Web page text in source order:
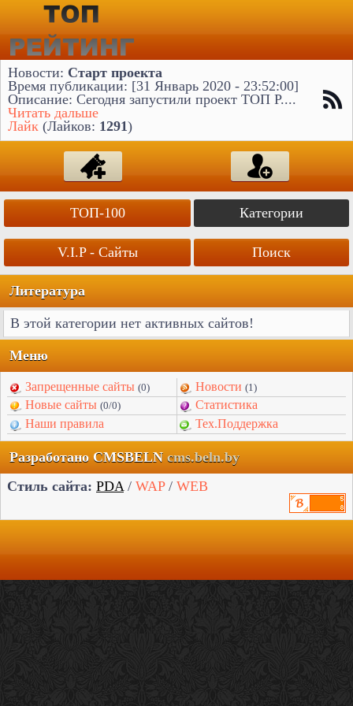
Новости: Старт проекта
Время публикации: [31 Январь 2020 - 23:52:00]
Описание: Сегодня запустили проект ТОП Р....
Читать дальше
Лайк (Лайков: 1291)
ТОП-100
V.I.P - Сайты
Категории
Поиск
Литература
В этой категории нет активных сайтов!
Меню
Запрещенные сайты (0) Новости (1)
Новые сайты (0/0)
Статистика
Наши правила
Тех.Поддержка
Разработано CMSBELN cms.beln.by
Стиль сайта: PDA/ WAP/ WEB